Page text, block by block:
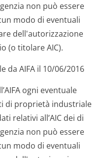
non può essere
modo di eventuali
dell'autorizzazione
(o titolare AIC).
da AIFA il 10/06/2016
ogni eventuale
di proprietà industriale
relativi all’AIC dei di
non può essere
modo di eventuali